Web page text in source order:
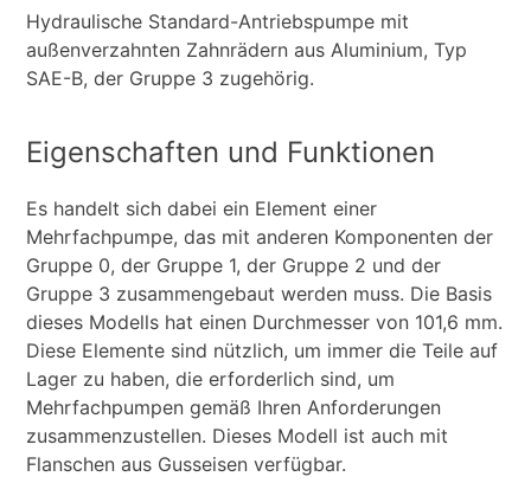
Hydraulische Standard-Antriebspumpe mit
außenverzahnten Zahnrädern aus Aluminium, Typ
SAE-B, der Gruppe 3 zugehörig.
Eigenschaften und Funktionen
Es handelt sich dabei ein Element einer
Mehrfachpumpe, das mit anderen Komponenten der
Gruppe 0, der Gruppe 1, der Gruppe 2 und der
Gruppe 3 zusammengebaut werden muss. Die Basis
dieses Modells hat einen Durchmesser von 101,6 mm.
Diese Elemente sind nützlich, um immer die Teile auf
Lager zu haben, die erforderlich sind, um
Mehrfachpumpen gemäß Ihren Anforderungen
zusammenzustellen. Dieses Modell ist auch mit
Flanschen aus Gusseisen verfügbar.